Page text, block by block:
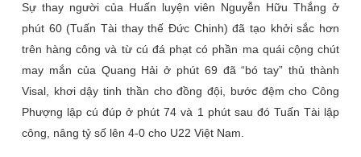
Sự thay người của Huấn luyện viên Nguyễn Hữu Thắng ở
phút 60 (Tuấn Tài thay thế Đức Chinh) đã tạo khởi sắc hơn
trên hàng công và từ cú đá phạt có phần ma quái cộng chút
may mắn của Quang Hải ở phút 69 đã “bó tay” thủ thành
Visal, khơi dậy tinh thần cho đồng đội, bước đệm cho Công
Phượng lập cú đúp ở phút 74 và 1 phút sau đó Tuấn Tài lập
công, nâng tỷ số lên 4-0 cho U22 Việt Nam.